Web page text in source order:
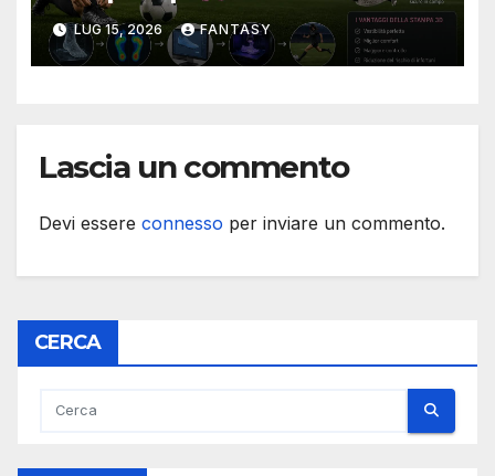
ancora cambiaree la stampa
3d può aiutare
LUG 15, 2026 FANTASY
Lascia un commento
Devi essere connesso per inviare un commento.
CERCA